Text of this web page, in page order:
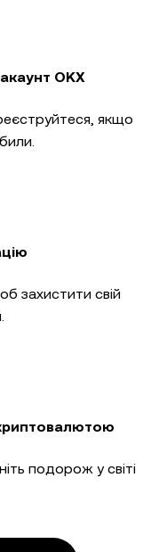
OKX
якщо
захистити свій
подорож у світі